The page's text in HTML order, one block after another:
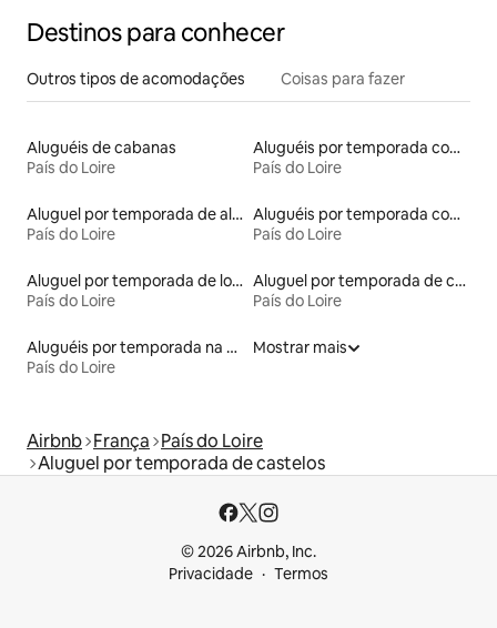
Destinos para conhecer
Outros tipos de acomodações Coisas para fazer
Aluguéis de cabanas
País do Loire
Aluguéis por temporada com banheiro para PCD
País do Loire
Aluguel por temporada de alojamentos ecológicos
País do Loire
Aluguéis por temporada com caiaque
País do Loire
Aluguel por temporada de lofts
País do Loire
Aluguel por temporada de casas-barco
País do Loire
Aluguéis por temporada na orla
País do Loire
Mostrar mais
Airbnb França País do Loire
Aluguel por temporada de castelos
© 2026 Airbnb, Inc.
Privacidade
Termos